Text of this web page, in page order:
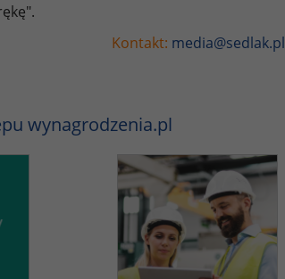
Kontakt: media@sedlak.pl
wynagrodzenia.pl